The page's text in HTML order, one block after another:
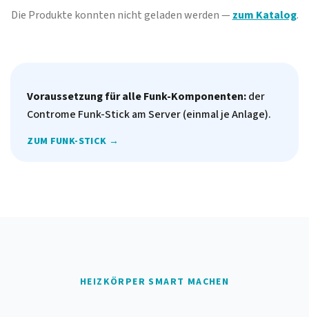
Die Produkte konnten nicht geladen werden — zum Katalog.
Voraussetzung für alle Funk-Komponenten:der
Controme Funk-Stick am Server (einmal je Anlage).
ZUM FUNK-STICK →
HEIZKÖRPER SMART MACHEN